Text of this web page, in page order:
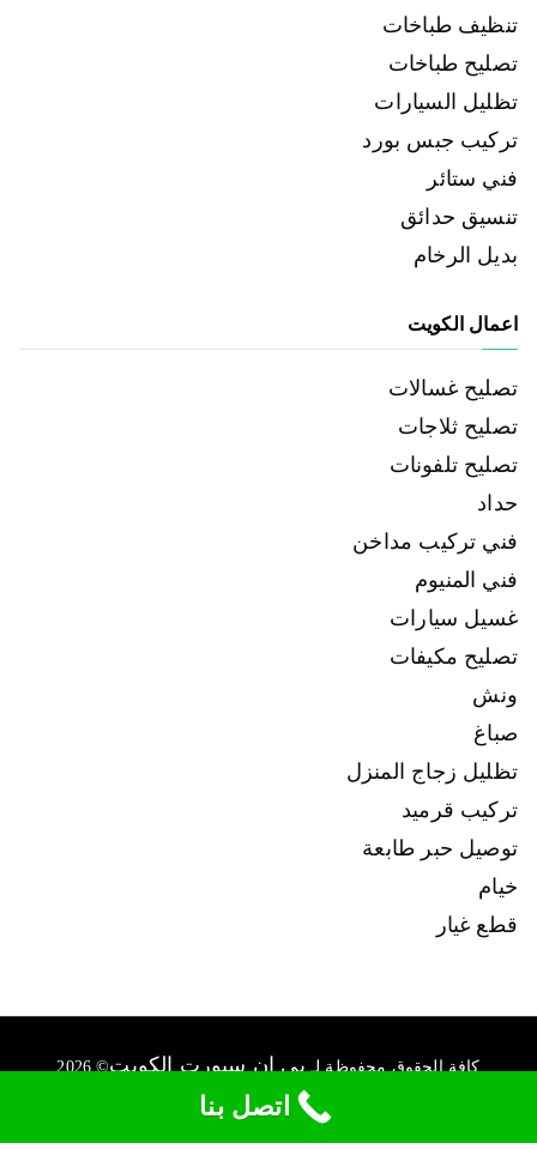
تنظيف طباخات
تصليح طباخات
تظليل السيارات
تركيب جبس بورد
فني ستائر
تنسيق حدائق
بديل الرخام
اعمال الكويت
تصليح غسالات
تصليح ثلاجات
تصليح تلفونات
حداد
فني تركيب مداخن
فني المنيوم
غسيل سيارات
تصليح مكيفات
ونش
صباغ
تظليل زجاج المنزل
تركيب قرميد
توصيل حبر طابعة
خيام
قطع غيار
كافة الحقوق محفوظة لـبي ان سبورت الكويت© 2026
connect@ads-kuwait.net
+96550007022 اتصل بنا